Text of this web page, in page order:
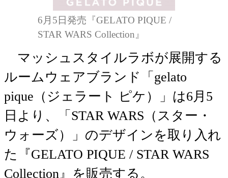
6月5日発売『GELATO PIQUE /
STAR WARS Collection』
マッシュスタイルラボが展開する
ルームウェアブランド「gelato
pique（ジェラート ピケ）」は6月5
日より、「STAR WARS（スター・
ウォーズ）」のデザインを取り入れ
た『GELATO PIQUE / STAR WARS
Collection』を販売する。